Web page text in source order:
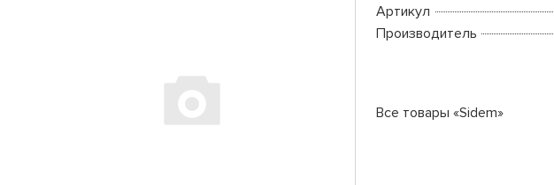
Артикул
Производитель
Все товары «Sidem»